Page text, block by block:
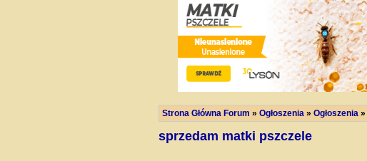
Strona Główna Forum » Ogłoszenia » Ogłoszenia »
sprzedam matki pszczele